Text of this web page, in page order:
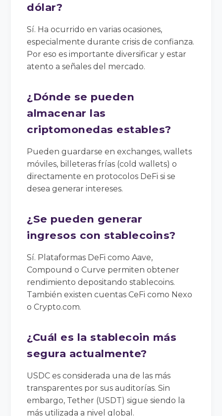
dólar?
Sí. Ha ocurrido en varias ocasiones,
especialmente durante crisis de confianza.
Por eso es importante diversificar y estar
atento a señales del mercado.
¿Dónde se pueden
almacenar las
criptomonedas estables?
Pueden guardarse en exchanges, wallets
móviles, billeteras frías (cold wallets) o
directamente en protocolos DeFi si se
desea generar intereses.
¿Se pueden generar
ingresos con stablecoins?
Sí. Plataformas DeFi como Aave,
Compound o Curve permiten obtener
rendimiento depositando stablecoins.
También existen cuentas CeFi como Nexo
o Crypto.com.
¿Cuál es la stablecoin más
segura actualmente?
USDC es considerada una de las más
transparentes por sus auditorías. Sin
embargo, Tether (USDT) sigue siendo la
más utilizada a nivel global.